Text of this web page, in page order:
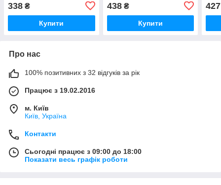
338 ₴
Купити
M110821K UA51
438₴
Купити
427
Про нас
100% позитивних з 32 відгуків за рік
Працює з 19.02.2016
м. Київ
Київ, Україна
Контакти
Сьогодні працює з 09:00 до 18:00
Показати весь графік роботи